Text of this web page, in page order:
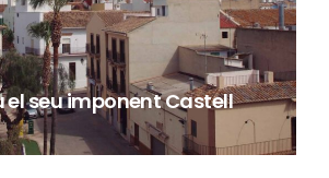
el seu imponent Castell